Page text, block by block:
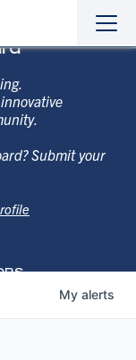
Submit your
My alerts